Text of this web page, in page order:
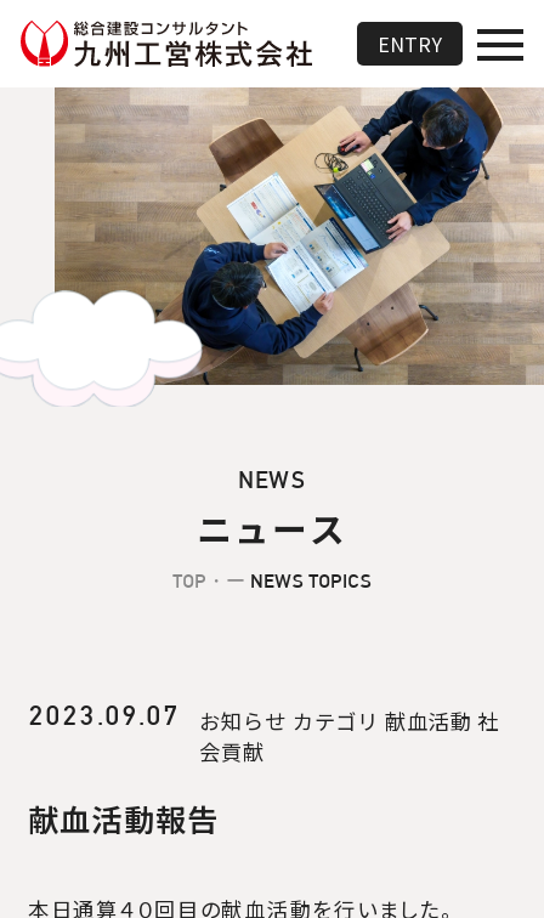
総合建設コンサルタント 九
ENTRY
NEWS
ニュース
TOP ・ー NEWS TOPICS
2023.09.07 お知らせ カテゴリ 献血活動 社
会貢献
献血活動報告
本日通算４０回目の献血活動を行いました。